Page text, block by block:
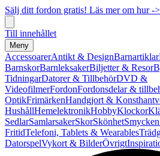
Sälj ditt fordon gratis! Läs mer om hur ->
Till innehållet
Meny
AccessoarerAntikt & DesignBarnartiklar
BarnskorBarnleksakerBiljetter & Resor
TidningarDatorer & TillbehörDVD &
VideofilmerFordonFordonsdelar &
OptikFrimärkenHandgjort &
HushållHemelektronikHobbyKlockor
SedlarSamlarsakerSkorSkönhet
FritidTelefoni, Tablets & Wearables
DatorspelVykort & BilderÖvrigt